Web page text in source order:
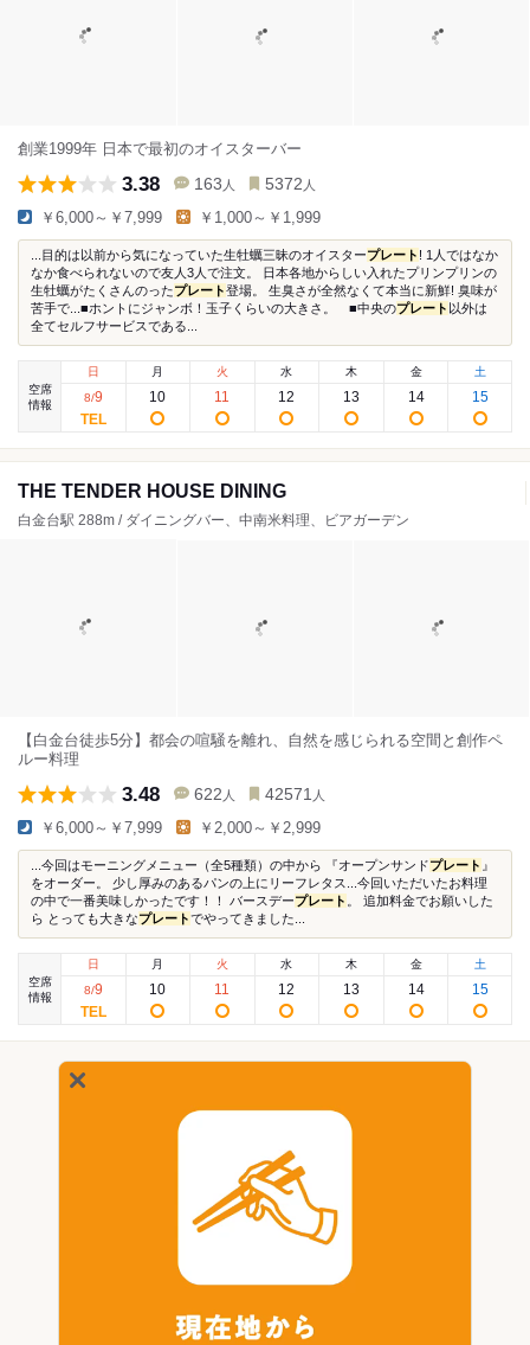
創業1999年 日本で最初のオイスターバー
3.38 163 人 5372 人
￥6,000～￥7,999 ￥1,000～￥1,999
...目的は以前から気になっていた生牡蠣三昧のオイスタープレート ! 1人ではなか
なか食べられないので友人3人で注文。 日本各地からしい入れたプリンプリンの
生牡蠣がたくさんのったプレート登場。 生臭さが全然なくて本当に新鮮! 臭味が
苦手で...■ホントにジャンボ！玉子くらいの大きさ。 ■中央のプレート 以外は
全てセルフサービスである...
空席
情報
日
8/9
月
10
火
11
水
12
木
13
金
14
土
15
THE TENDER HOUSE DINING
白金台駅 288m / ダイニングバー、中南米料理、ビアガーデン
【白金台徒歩5分】都会の喧騒を離れ、自然を感じられる空間と創作ペ
ルー料理
3.48 622 人 42571 人
￥6,000～￥7,999 ￥2,000～￥2,999
...今回はモーニングメニュー（全5種類）の中から 『オープンサンドプレート 』
をオーダー。 少し厚みのあるパンの上にリーフレタス...今回いただいたお料理
の中で一番美味しかったです！！ バースデープレート
。 追加料金でお願いした
ら とっても大きなプレートでやってきました...
空席
情報
日
8/9
月
10
火
11
水
12
木
13
金
14
土
15